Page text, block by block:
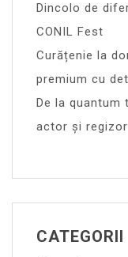
Dincolo de
CONIL Fest
Curățenie la
premium cu
De la quantum
actor și regizor
CATEGORII